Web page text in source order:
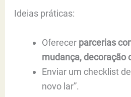
Ideias práticas:
Oferecer parcerias
mudança, decoração
Enviar um checklist
novo lar”.